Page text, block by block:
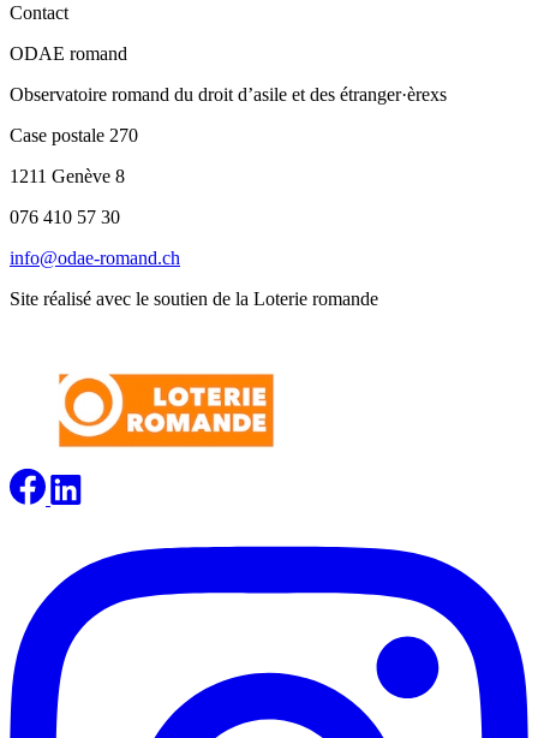
Contact
ODAE romand
Observatoire romand du droit d’asile et des étranger·èrexs
Case postale 270
1211 Genève 8
076 410 57 30
info@odae-romand.ch
Site réalisé avec le soutien de la Loterie romande